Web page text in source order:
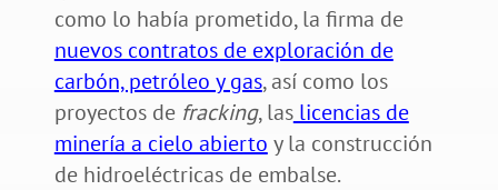
como lo había prometido, la firma de
nuevos contratos de exploración de
carbón, petróleo y gas, así como los
proyectos de fracking, laslicencias de
minería a cielo abierto y la construcción
de hidroeléctricas de embalse.